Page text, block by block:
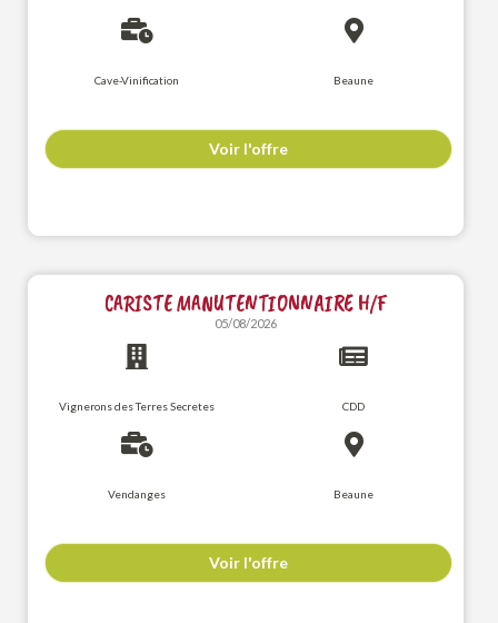
Cave-Vinification Beaune
Voir l'offre
CARISTE MANUTENTIONNAIRE H/F
05/08/2026
Vignerons des Terres Secretes CDD
Vendanges Beaune
Voir l'offre